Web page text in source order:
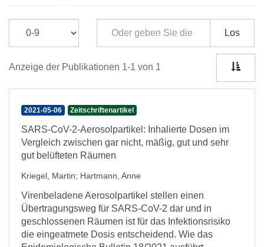
Los
Anzeige der Publikationen 1-1 von 1
2021-05-06 Zeitschriftenartikel
SARS-CoV-2-Aerosolpartikel: Inhalierte Dosen im
Vergleich zwischen gar nicht, mäßig, gut und sehr
gut belüfteten Räumen
Kriegel, Martin; Hartmann, Anne
Virenbeladene Aerosolpartikel stellen einen
Übertragungsweg für SARS-CoV-2 dar und in
geschlossenen Räumen ist für das Infektionsrisiko
die eingeatmete Dosis entscheidend. Wie das